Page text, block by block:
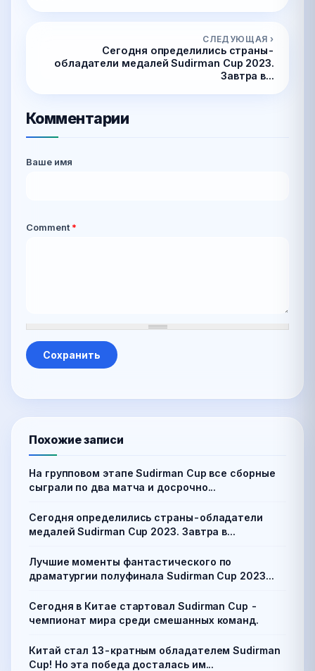
СЛЕДУЮЩАЯ ›
Сегодня определились страны-
обладатели медалей Sudirman Cup 2023.
Завтра в...
Комментарии
Ваше имя
Comment *
Похожие записи
На групповом этапе Sudirman Cup все сборные
сыграли по два матча и досрочно...
Сегодня определились страны-обладатели
медалей Sudirman Cup 2023. Завтра в...
Лучшие моменты фантастического по
драматургии полуфинала Sudirman Cup 2023...
Сегодня в Китае стартовал Sudirman Cup -
чемпионат мира среди смешанных команд.
Китай стал 13-кратным обладателем Sudirman
Cup! Но эта победа досталась им...